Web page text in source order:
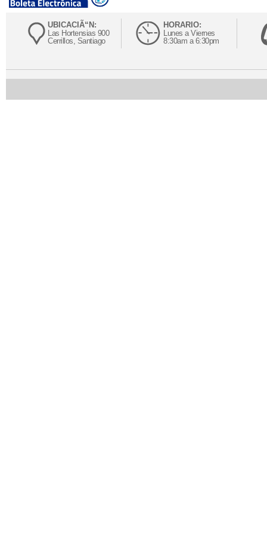
UBICACIÃ“N:
Las Hortensias 900
Cerrillos, Santiago
HORARIO:
Lunes a Viernes
8:30am a 6:30pm